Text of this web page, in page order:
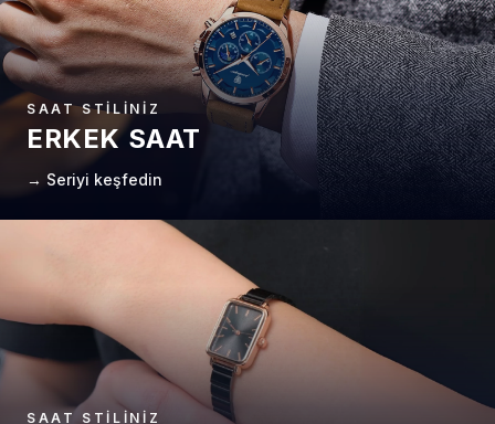
SAAT STILINIZ
ERKEK SAAT
→ Seriyi keşfedin
SAAT STILINIZ